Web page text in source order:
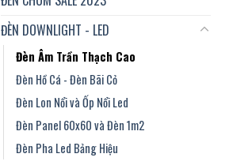
ĐÈN DOWNLIGHT - LED
Đèn Âm Trần Thạch Cao
Đèn Hồ Cá - Đèn Bãi Cỏ
Đèn Lon Nổi và Ốp Nổi Led
Đèn Panel 60x60 và Đèn 1m2
Đèn Pha Led Bảng Hiệu